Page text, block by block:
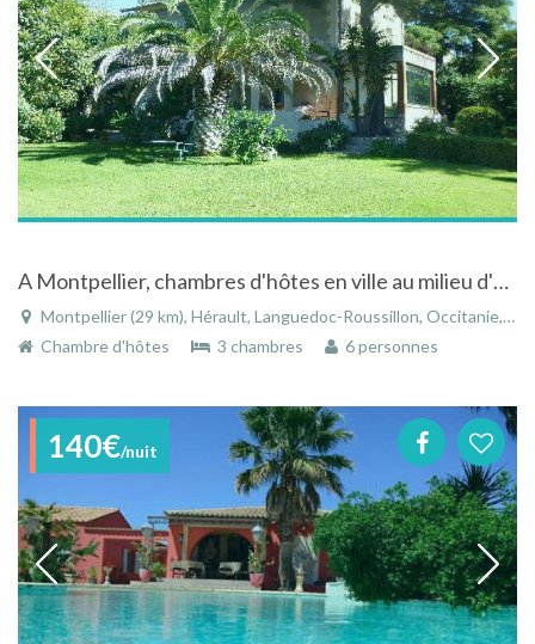
A Montpellier, chambres d'hôtes en ville au milieu d'un parc arboré et calme.
Montpellier (29 km), Hérault, Languedoc-Roussillon, Occitanie, France
Chambre d'hôtes
3 chambres 6 personnes
140€/nuit